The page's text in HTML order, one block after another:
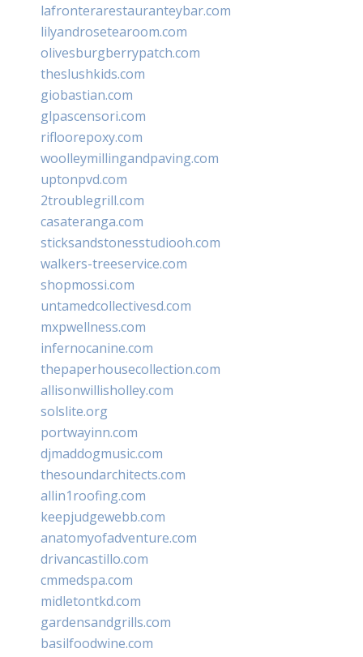
lafronterarestauranteybar.com
lilyandrosetearoom.com
olivesburgberrypatch.com
theslushkids.com
giobastian.com
glpascensori.com
rifloorepoxy.com
woolleymillingandpaving.com
uptonpvd.com
2troublegrill.com
casateranga.com
sticksandstonesstudiooh.com
walkers-treeservice.com
shopmossi.com
untamedcollectivesd.com
mxpwellness.com
infernocanine.com
thepaperhousecollection.com
allisonwillisholley.com
solslite.org
portwayinn.com
djmaddogmusic.com
thesoundarchitects.com
allin1roofing.com
keepjudgewebb.com
anatomyofadventure.com
drivancastillo.com
cmmedspa.com
midletontkd.com
gardensandgrills.com
basilfoodwine.com